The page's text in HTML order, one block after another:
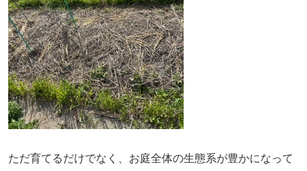
ただ育てるだけでなく、お庭全体の生態系が豊かになって